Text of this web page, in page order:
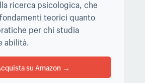
ricerca psicologica, che
teorici quanto
per chi studia
abilità.
su Amazon